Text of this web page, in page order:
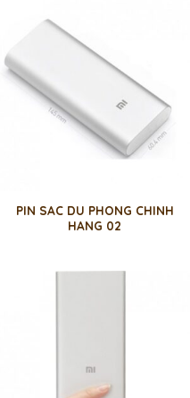
PIN SAC DU PHONG CHINH
HANG 02